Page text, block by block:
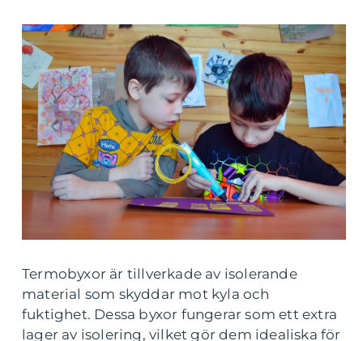
Termobyxor är tillverkade av isolerande
material som skyddar mot kyla och
fuktighet. Dessa byxor fungerar som ett extra
lager av isolering, vilket gör dem idealiska för